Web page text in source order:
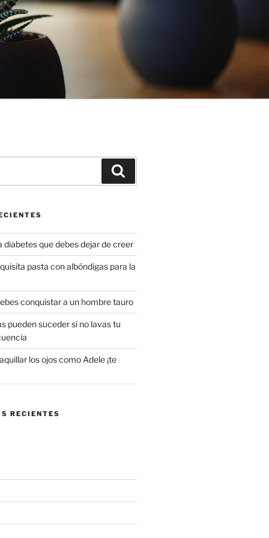
diabetes que debes dejar de creer
pasta con albóndigas para la
conquistar a un hombre tauro
pueden suceder si no lavas tu
los ojos como Adele ¡te
RECIENTES